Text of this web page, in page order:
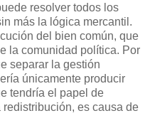
resolver todos los
más la lógica mercantil.
del bien común, que
la comunidad política. Por
separar la gestión
únicamente producir
tendría el papel de
es causa de